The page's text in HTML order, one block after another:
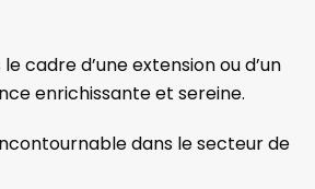
cadre d’une extension ou d’un
enrichissante et sereine.
dans le secteur de